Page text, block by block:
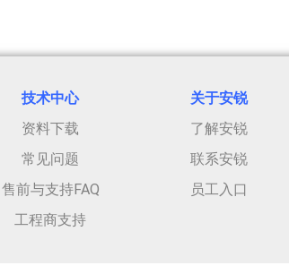
技术中心
资料下载
常见问题
售前与支持FAQ
工程商支持
关于安锐
了解安锐
联系安锐
员工入口